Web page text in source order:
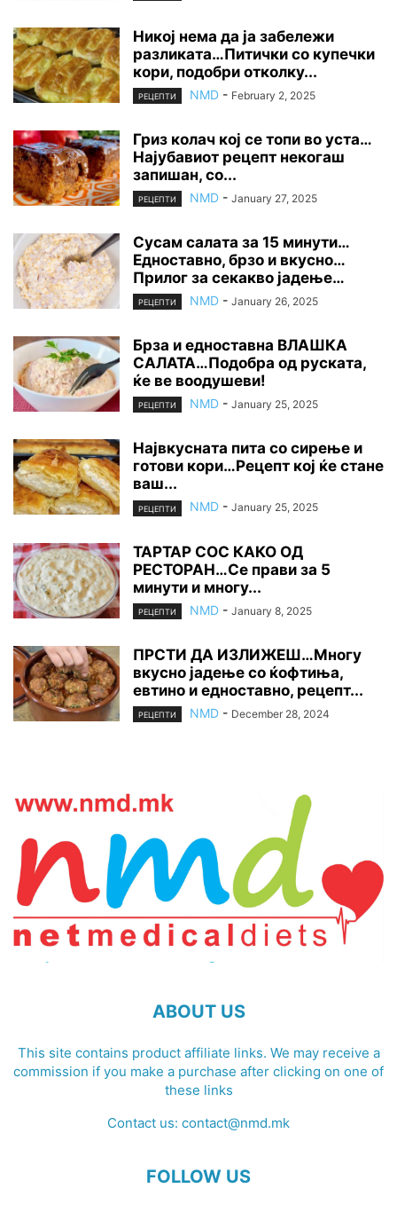
Никој нема да ја забележи
разликата…Питички со купечки
кори, подобри отколку...
РЕЦЕПТИ NMD - February 2, 2025
Гриз колач кој се топи во уста…
Најубавиот рецепт некогаш
запишан, со...
РЕЦЕПТИ NMD - January 27, 2025
Сусам салата за 15 минути…
Едноставно, брзо и вкусно…
Прилог за секакво јадење…
РЕЦЕПТИ NMD - January 26, 2025
Брза и едноставна ВЛАШКА
САЛАТА…Подобра од руската,
ќе ве воодушеви!
РЕЦЕПТИ NMD - January 25, 2025
Највкусната пита со сирење и
готови кори…Рецепт кој ќе стане
ваш...
РЕЦЕПТИ NMD - January 25, 2025
ТАРТАР СОС КАКО ОД
РЕСТОРАН…Се прави за 5
минути и многу...
РЕЦЕПТИ NMD - January 8, 2025
ПРСТИ ДА ИЗЛИЖЕШ…Многу
вкусно јадење со ќофтиња,
евтино и едноставно, рецепт...
РЕЦЕПТИ NMD - December 28, 2024
ABOUT US
This site contains product affiliate links. We may receive a
commission if you make a purchase after clicking on one of
these links
Contact us: contact@nmd.mk
FOLLOW US